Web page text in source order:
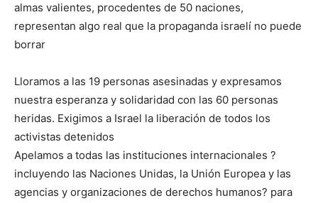
almas valientes, procedentes de 50 naciones,
representan algo real que la propaganda israelí no puede
borrar
Lloramos a las 19 personas asesinadas y expresamos
nuestra esperanza y solidaridad con las 60 personas
heridas. Exigimos a Israel la liberación de todos los
activistas detenidos
Apelamos a todas las instituciones internacionales ?
incluyendo las Naciones Unidas, la Unión Europea y las
agencias y organizaciones de derechos humanos? para